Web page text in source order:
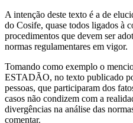
A intenção deste texto é a de
do Cosife, quase todos ligados à
procedimentos que devem ser
normas regulamentares em vigor.
Tomando como exemplo o
ESTADÃO, no texto publicado
pessoas, que participaram dos
casos não condizem com a
divergências na análise das
comentar.